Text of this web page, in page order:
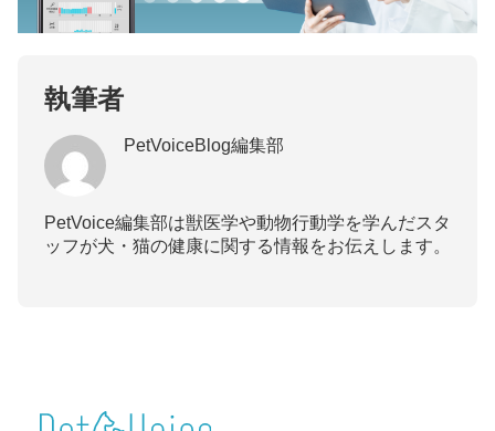
執筆者
PetVoiceBlog編集部
PetVoice編集部は獣医学や動物行動学を学んだスタ
ッフが犬・猫の健康に関する情報をお伝えします。